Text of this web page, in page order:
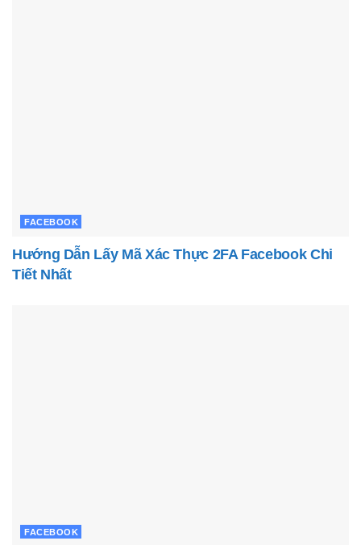
FACEBOOK
Hướng Dẫn Lấy Mã Xác Thực 2FA Facebook Chi
Tiết Nhất
FACEBOOK